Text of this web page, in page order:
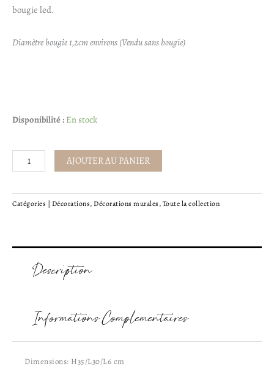
bougie led.
Diamètre bougie 1,2cm environs (Vendu sans bougie)
Disponibilité : En stock
quantité
Solène
-
pour
AJOUTER AU PANIER
Catégories | Décorations,Décorations murales,Toute la collection
Description
Informations Complémentaires
Dimensions: H35/L30/L6 cm